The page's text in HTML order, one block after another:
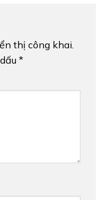
thị công khai.
*